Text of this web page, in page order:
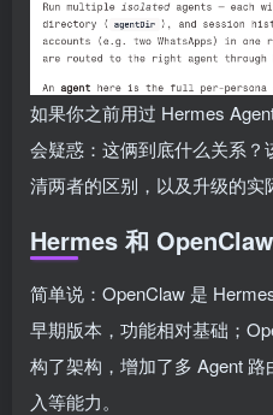
如果你之前用过 Hermes
会疑惑：这俩到底什么关系
清两者的区别，以及升级的实
Hermes 和
简单说：OpenClaw 是
早期版本，功能相对基础；
构了架构，增加了多 Agent
入等能力。